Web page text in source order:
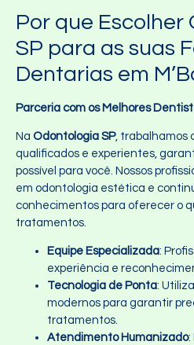
Por que Escolher
SP para as suas
Dentarias em
Parceria com os Melhores
Na Odontologia SP, trabalhamos
qualificados e experientes,
possível para você. Nossos
em odontologia estética e
conhecimentos para oferecer o
tratamentos.
Equipe Especializada:
experiência e
Tecnologia de Ponta:
modernos para garantir
tratamentos.
Atendimento Humanizado: